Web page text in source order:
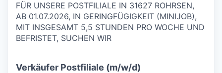
FÜR UNSERE POSTFILIALE IN 31627 ROHRSEN,
AB 01.07.2026, IN GERINGFÜGIGKEIT (MINIJOB),
MIT INSGESAMT 5,5 STUNDEN PRO WOCHE UND
BEFRISTET, SUCHEN WIR
Verkäufer Postfiliale (m/w/d)